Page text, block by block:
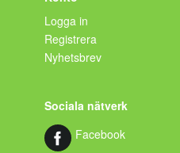
Logga in
Registrera
Nyhetsbrev
Sociala nätverk
Facebook